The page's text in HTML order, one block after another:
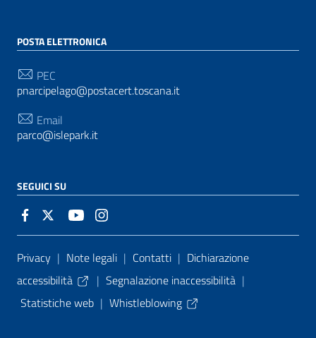
POSTA ELETTRONICA
PEC
pnarcipelago@postacert.toscana.it
Email
parco@islepark.it
SEGUICI SU
Sezione Link Utili
Privacy | Note legali | Contatti | Dichiarazione
accessibilità
| Segnalazione inaccessibilità |
Statistiche web | Whistleblowing